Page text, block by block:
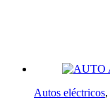
Autos eléctricos,